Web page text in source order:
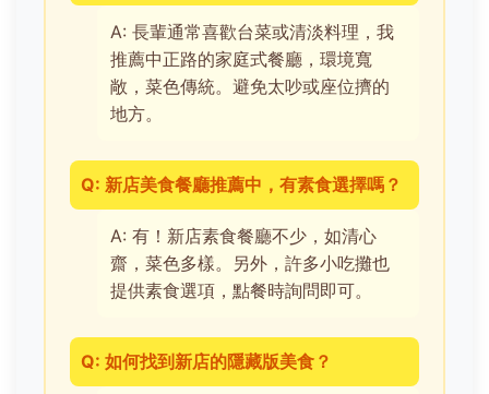
A: 長輩通常喜歡台菜或清淡料理，我
推薦中正路的家庭式餐廳，環境寬
敞，菜色傳統。避免太吵或座位擠的
地方。
Q: 新店美食餐廳推薦中，有素食選擇嗎？
A: 有！新店素食餐廳不少，如清心
齋，菜色多樣。另外，許多小吃攤也
提供素食選項，點餐時詢問即可。
Q: 如何找到新店的隱藏版美食？